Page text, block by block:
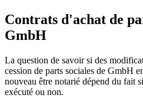
Contrats d'achat de
GmbH
La question de savoir si des
cession de parts sociales de GmbH
nouveau être notarié dépend du fait
exécuté ou non.